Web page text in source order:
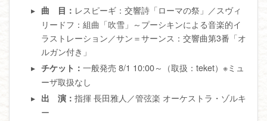
曲 目： レスピーギ：交響詩「ローマの祭」／スヴィ
リードフ：組曲「吹雪」～プーシキンによる音楽的イ
ラストレーション／サン＝サーンス：交響曲第3番「オ
ルガン付き」
チケット：一般発売 8/1 10:00～（取扱：teket）※ミュ
ーザ取扱なし
出 演：指揮 長田雅人／管弦楽 オーケストラ・ゾルキ
ー